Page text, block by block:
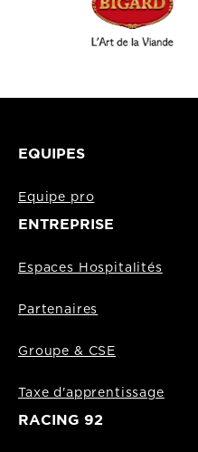
EQUIPES
Equipe pro
ENTREPRISE
Espaces Hospitalités
Partenaires
Groupe & CSE
Taxe d'apprentissage
RACING 92